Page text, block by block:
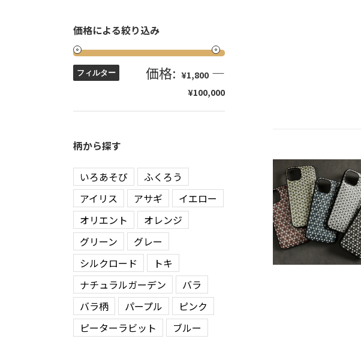
価格による絞り込み
フィルター 価格: ¥1,800 —
¥100,000
柄から探す
いろあそび
ふくろう
アイリス
アサギ
イエロー
オリエント
オレンジ
グリーン
グレー
シルクロード
トキ
ナチュラルガーデン
バラ
バラ柄
パープル
ピンク
ピーターラビット
ブルー